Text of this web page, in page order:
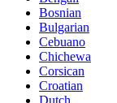
Bosnian
Bulgarian
Cebuano
Chichewa
Corsican
Croatian
Dutch